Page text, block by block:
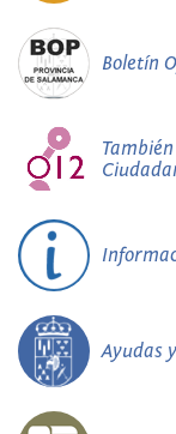
Boletín
Ayudas